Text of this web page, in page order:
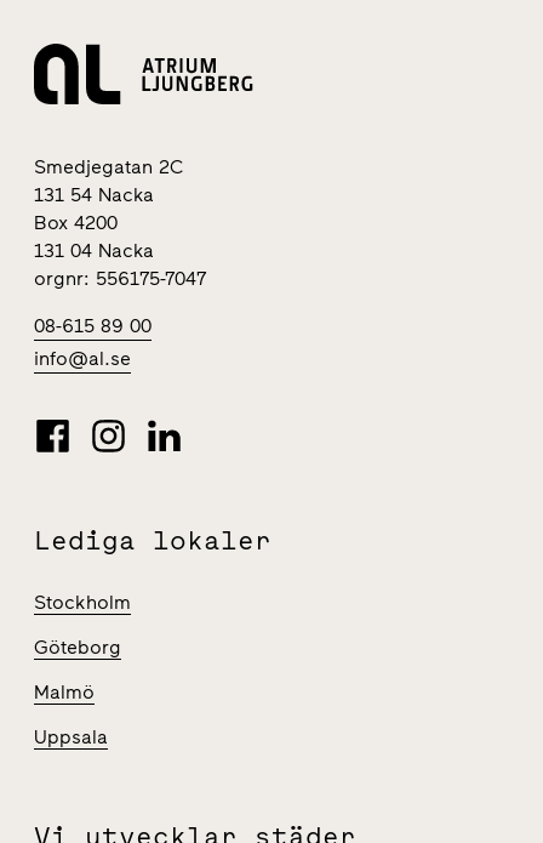
Smedjegatan 2C
131 54 Nacka
Box 4200
131 04 Nacka
orgnr: 556175-7047
08-615 89 00
info@al.se
Lediga lokaler
Stockholm
Göteborg
Malmö
Uppsala
Vi utvecklar städer